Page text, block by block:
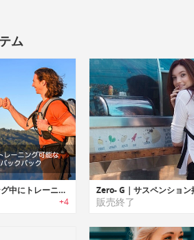
ム
Ruck｜ウォーキング中にトレーニング可能なワイルドジムバックパック「ラック」
+4 販売終了